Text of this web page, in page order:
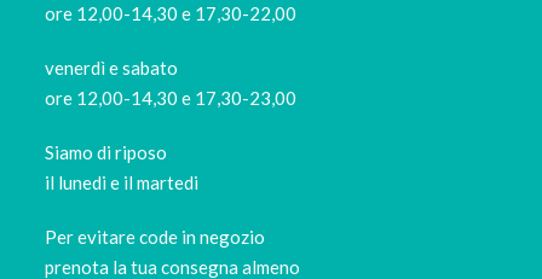
ore 12,00-14,30 e 17,30-22,00
venerdì e sabato
ore 12,00-14,30 e 17,30-23,00
Siamo di riposo
il lunedi e il martedi
Per evitare code in negozio
prenota la tua consegna almeno